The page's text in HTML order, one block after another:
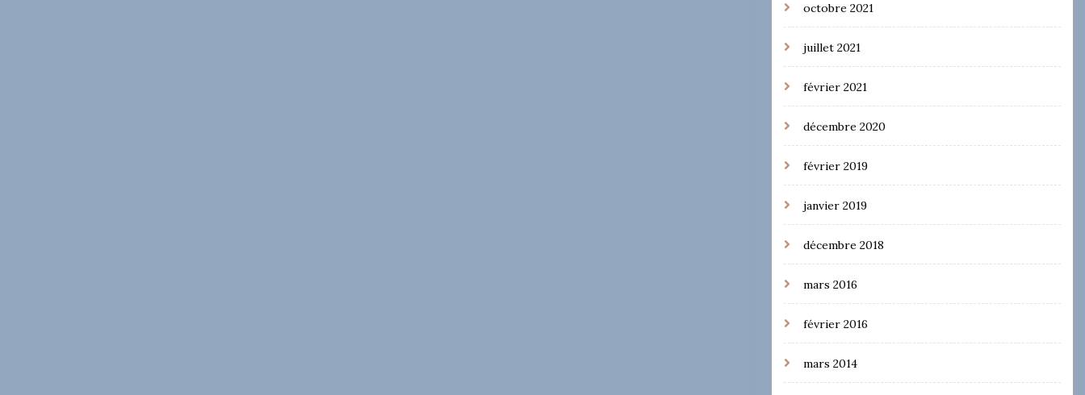
octobre 2021
juillet 2021
février 2021
décembre 2020
février 2019
janvier 2019
décembre 2018
mars 2016
février 2016
mars 2014